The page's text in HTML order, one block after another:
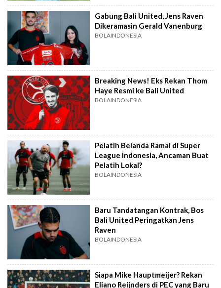
Gabung Bali United, Jens Raven
Dikeramasin Gerald Vanenburg
BOLAINDONESIA
Breaking News! Eks Rekan Thom
Haye Resmi ke Bali United
BOLAINDONESIA
Pelatih Belanda Ramai di Super
League Indonesia, Ancaman Buat
Pelatih Lokal?
BOLAINDONESIA
Baru Tandatangan Kontrak, Bos
Bali United Peringatkan Jens
Raven
BOLAINDONESIA
Siapa Mike Hauptmeijer? Rekan
Eliano Reijnders di PEC yang Baru